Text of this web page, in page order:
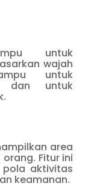
untuk
wajah
untuk
dan untuk
area
Fitur ini
pola aktivitas
keamanan.